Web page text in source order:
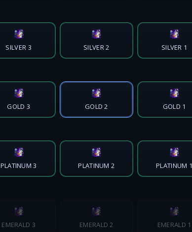
SILVER 3 SILVER 2 SILVER 1
GOLD 3 GOLD 2 GOLD 1
PLATINUM 3 PLATINUM 2 PLATINUM 1
EMERALD 3 EMERALD 2 EMERALD 1